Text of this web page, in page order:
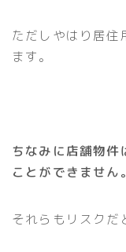
ただしやはり居住
ます。
ちなみに店舗物件
ことができません。
それらもリスクだ